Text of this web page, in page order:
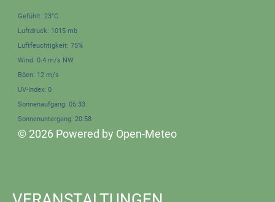
Gefühlt: 23°C
Luftdruck: 1015 mb
Luftfeuchtigkeit: 75%
Wind: 0.4 m/s NW
Böen: 12 m/s
UV-Index: 0
Sonnenaufgang: 05:33
Sonnenuntergang: 20:58
© 2026 Powered by Open-Meteo